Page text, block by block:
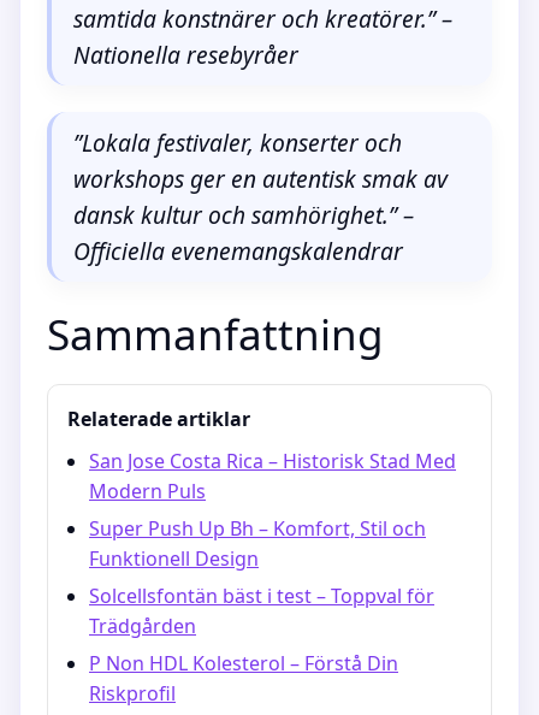
samtida konstnärer och kreatörer.” –
Nationella resebyråer
”Lokala festivaler, konserter och
workshops ger en autentisk smak av
dansk kultur och samhörighet.” –
Officiella evenemangskalendrar
Sammanfattning
Relaterade artiklar
San Jose Costa Rica – Historisk Stad Med
Modern Puls
Super Push Up Bh – Komfort, Stil och
Funktionell Design
Solcellsfontän bäst i test – Toppval för
Trädgården
P Non HDL Kolesterol – Förstå Din
Riskprofil